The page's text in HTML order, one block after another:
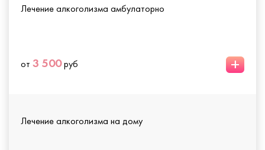
Лечение алкоголизма амбулаторно
от 3 500руб +
Лечение алкоголизма на дому